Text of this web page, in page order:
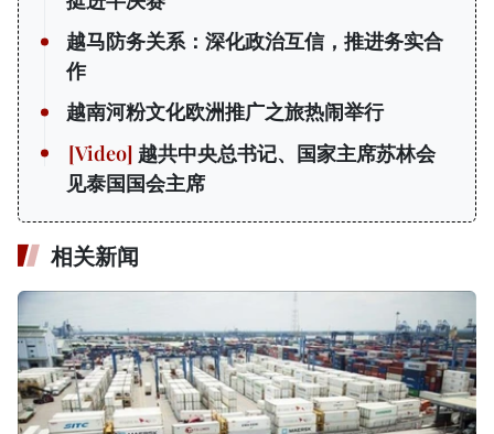
越马防务关系：深化政治互信，推进务实合
作
越南河粉文化欧洲推广之旅热闹举行
越共中央总书记、国家主席苏林会
见泰国国会主席
相关新闻